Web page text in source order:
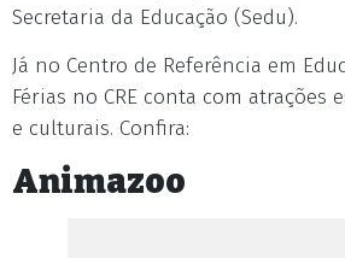
Secretaria da Educação (Sedu).
Já no Centro de Referência em
Férias no CRE conta com atrações
e culturais. Confira:
Animazoo